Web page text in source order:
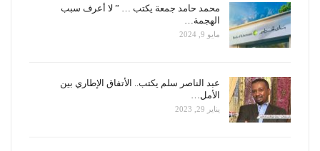
محمد حامد جمعة يكتب … ” لا أعرف سبب
الهجمة…
مايو 9, 2024
عبد الناصر سلم يكتب.. الأتفاق الإطاري بين
الأمل…
يناير 29, 2023